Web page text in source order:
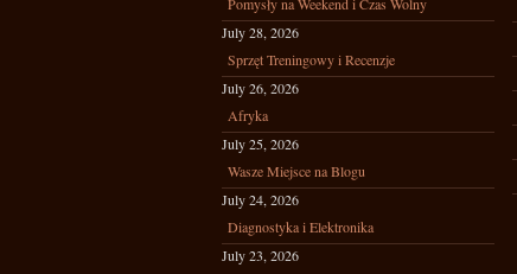
July 28, 2026
Sprzęt Treningowy i Recenzje
July 26, 2026
Afryka
July 25, 2026
Wasze Miejsce na Blogu
July 24, 2026
Diagnostyka i Elektronika
July 23, 2026